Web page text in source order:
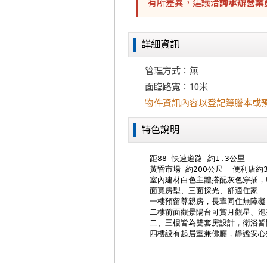
有所差異，建議洽詢承辦營業
詳細資訊
管理方式：無
面臨路寬：10米
物件資訊內容以登記簿謄本或
特色說明